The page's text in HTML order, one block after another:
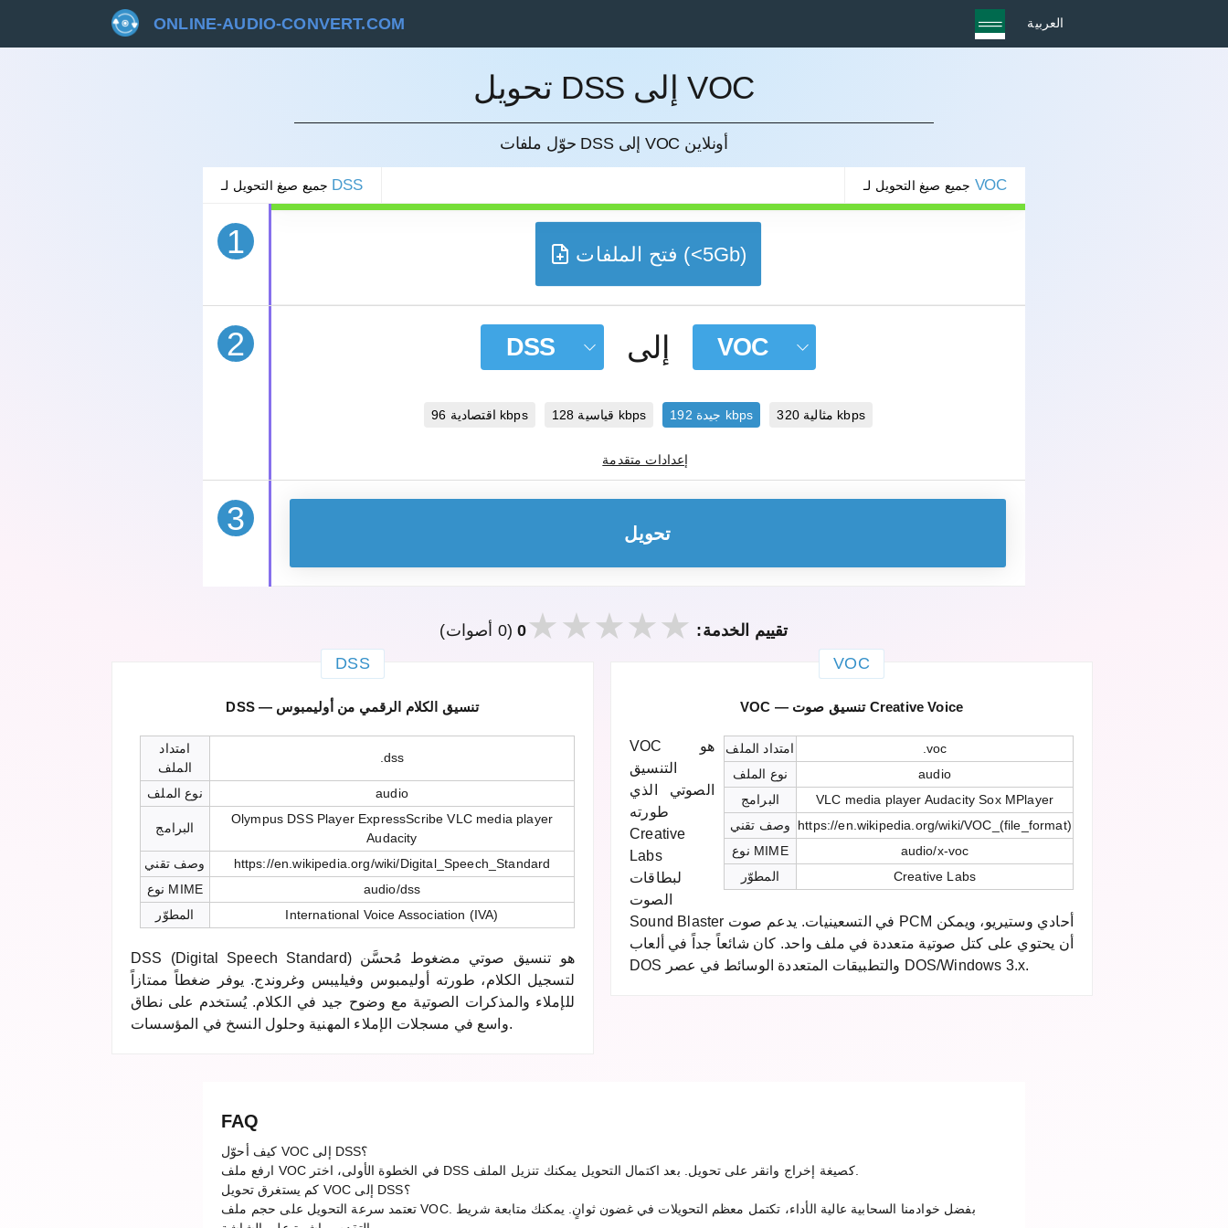
ONLINE-AUDIO-CONVERT.COM العربية
تحويل DSS إلى VOC
حوّل ملفات DSS إلى VOC أونلاين
DSS VOC
1
إلغاء
فتح الملفات (<5Gb)
2 DSS إلى VOC
اقتصادية 96 kbps قياسية 128 kbps جيدة 192 kbps مثالية 320 kbps
إعدادات متقدمة
3 تحويل
تقييم الخدمة: 0(0 أصوات)
DSS
DSS — تنسيق الكلام الرقمي من أوليمبوس
امتداد
الملف
.dss
نوع الملف audio
البرامج
Olympus DSS Player ExpressScribe VLC media player
Audacity
وصف تقني
https://en.wikipedia.org/wiki/Digital_Speech_Standard
نوع MIME
audio/dss
المطوّر
International Voice Association (IVA)
DSS (Digital Speech Standard) هو تنسيق صوتي مضغوط مُحسَّن
لتسجيل الكلام، طورته أوليمبوس وفيليبس وغروندج. يوفر ضغطاً ممتازاً
للإملاء والمذكرات الصوتية مع وضوح جيد في الكلام. يُستخدم على نطاق
واسع في مسجلات الإملاء المهنية وحلول النسخ في المؤسسات.
VOC
VOC — تنسيق صوت Creative Voice
امتداد الملف
.voc
نوع الملف
audio
البرامج
VLC media player Audacity Sox MPlayer
وصف تقني
https://en.wikipedia.org/wiki/VOC_(file_format)
نوع MIME
audio/x-voc
المطوّر
Creative Labs
VOC هو
التنسيق
الصوتي الذي
طورته
Creative
Labs
لبطاقات
الصوت
Sound Blaster في التسعينيات. يدعم صوت PCM أحادي وستيريو، ويمكن
أن يحتوي على كتل صوتية متعددة في ملف واحد. كان شائعاً جداً في ألعاب
DOS والتطبيقات المتعددة الوسائط في عصر DOS/Windows 3.x.
FAQ
كيف أحوّل VOC إلى DSS؟
ارفع ملف VOC في الخطوة الأولى، اختر DSS كصيغة إخراج وانقر على تحويل. بعد اكتمال التحويل يمكنك تنزيل الملف.
كم يستغرق تحويل VOC إلى DSS؟
تعتمد سرعة التحويل على حجم ملف VOC. بفضل خوادمنا السحابية عالية الأداء، تكتمل معظم التحويلات في غضون ثوانٍ. يمكنك متابعة شريط